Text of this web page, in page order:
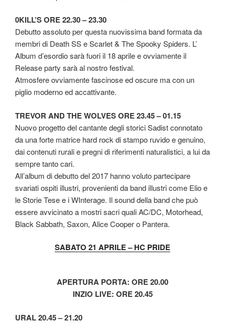
0KILL’S ORE 22.30 – 23.30
Debutto assoluto per questa nuovissima band formata da
membri di Death SS e Scarlet & The Spooky Spiders. L’
Album d’esordio sarà fuori il 18 aprile e ovviamente il
Release party sarà al nostro festival.
Atmosfere ovviamente fascinose ed oscure ma con un
piglio moderno ed accattivante.
TREVOR AND THE WOLVES ORE 23.45 – 01.15
Nuovo progetto del cantante degli storici Sadist connotato
da una forte matrice hard rock di stampo ruvido e genuino,
dai contenuti rurali e pregni di riferimenti naturalistici, a lui da
sempre tanto cari.
All’album di debutto del 2017 hanno voluto partecipare
svariati ospiti illustri, provenienti da band illustri come Elio e
le Storie Tese e i WInterage. Il sound della band che può
essere avvicinato a mostri sacri quali AC/DC, Motorhead,
Black Sabbath, Saxon, Alice Cooper o Pantera.
SABATO 21 APRILE – HC PRIDE
APERTURA PORTA: ORE 20.00
INZIO LIVE: ORE 20.45
URAL 20.45 – 21.20